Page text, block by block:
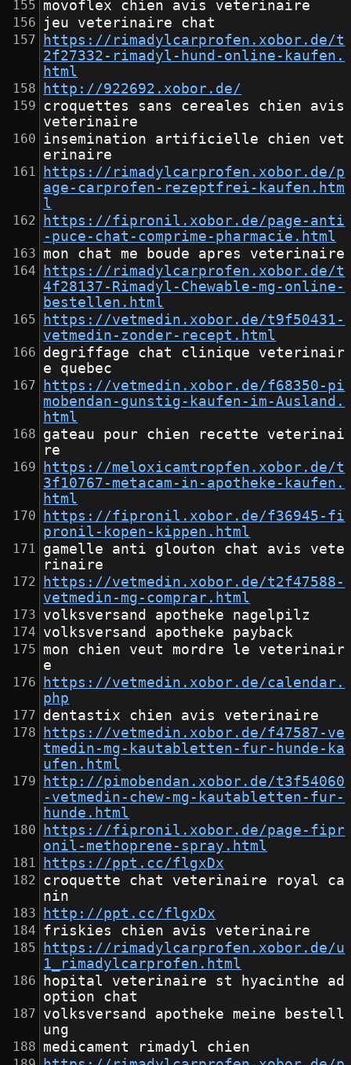
movoflex chien avis veterinaire
jeu veterinaire chat
https://rimadylcarprofen.xobor.de/t
2f27332-rimadyl-hund-online-kaufen.
html
http://922692.xobor.de/
croquettes sans cereales chien avis
veterinaire
insemination artificielle chien vet
erinaire
https://rimadylcarprofen.xobor.de/p
age-carprofen-rezeptfrei-kaufen.htm
l
https://fipronil.xobor.de/page-anti
-puce-chat-comprime-pharmacie.html
mon chat me boude apres veterinaire
https://rimadylcarprofen.xobor.de/t
4f28137-Rimadyl-Chewable-mg-online-
bestellen.html
https://vetmedin.xobor.de/t9f50431-
vetmedin-zonder-recept.html
degriffage chat clinique veterinair
e quebec
https://vetmedin.xobor.de/f68350-pi
mobendan-gunstig-kaufen-im-Ausland.
html
gateau pour chien recette veterinai
re
https://meloxicamtropfen.xobor.de/t
3f10767-metacam-in-apotheke-kaufen.
html
https://fipronil.xobor.de/f36945-fi
pronil-kopen-kippen.html
gamelle anti glouton chat avis vete
rinaire
https://vetmedin.xobor.de/t2f47588-
vetmedin-mg-comprar.html
volksversand apotheke nagelpilz
volksversand apotheke payback
mon chien veut mordre le veterinair
e
https://vetmedin.xobor.de/calendar.
php
dentastix chien avis veterinaire
https://vetmedin.xobor.de/f47587-ve
tmedin-mg-kautabletten-fur-hunde-ka
ufen.html
http://pimobendan.xobor.de/t3f54060
-vetmedin-chew-mg-kautabletten-fur-
hunde.html
https://fipronil.xobor.de/page-fipr
onil-methoprene-spray.html
https://ppt.cc/flgxDx
croquette chat veterinaire royal ca
nin
http://ppt.cc/flgxDx
friskies chien avis veterinaire
https://rimadylcarprofen.xobor.de/u
1_rimadylcarprofen.html
hopital veterinaire st hyacinthe ad
option chat
volksversand apotheke meine bestell
ung
medicament rimadyl chien